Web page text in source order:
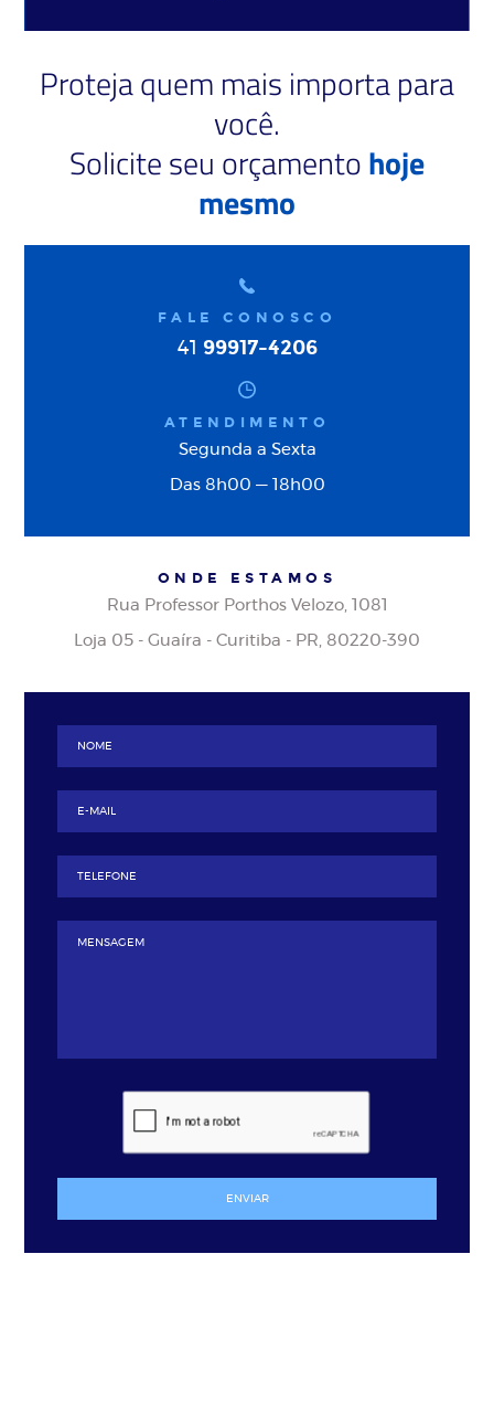
Proteja quem mais importa para
você.
Solicite seu orçamentohoje
mesmo
ENVIAR
FALE CONOSCO
41 99917-4206
ATENDIMENTO
Segunda a Sexta
Das 8h00 — 18h00
ONDE ESTAMOS
Rua Professor Porthos Velozo, 1081
Loja 05 - Guaíra - Curitiba - PR, 80220-390